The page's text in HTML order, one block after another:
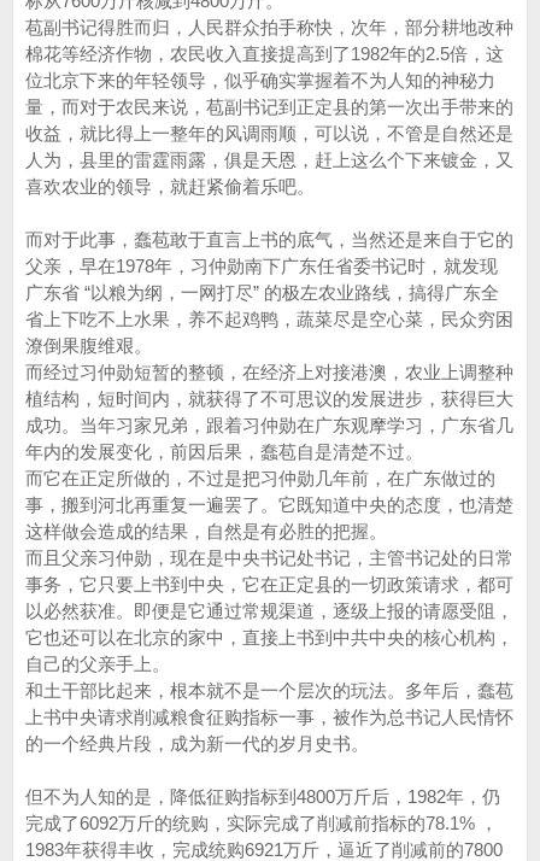
苞副书记得胜而归，人民群众拍手称快，次年，部分耕地改种
棉花等经济作物，农民收入直接提高到了1982年的2.5倍，这
位北京下来的年轻领导，似乎确实掌握着不为人知的神秘力
量，而对于农民来说，苞副书记到正定县的第一次出手带来的
收益，就比得上一整年的风调雨顺，可以说，不管是自然还是
人为，县里的雷霆雨露，俱是天恩，赶上这么个下来镀金，又
喜欢农业的领导，就赶紧偷着乐吧。
而对于此事，蠢苞敢于直言上书的底气，当然还是来自于它的
父亲，早在1978年，习仲勋南下广东任省委书记时，就发现
广东省 “以粮为纲，一网打尽” 的极左农业路线，搞得广东全
省上下吃不上水果，养不起鸡鸭，蔬菜尽是空心菜，民众穷困
潦倒果腹维艰。
而经过习仲勋短暂的整顿，在经济上对接港澳，农业上调整种
植结构，短时间内，就获得了不可思议的发展进步，获得巨大
成功。当年习家兄弟，跟着习仲勋在广东观摩学习，广东省几
年内的发展变化，前因后果，蠢苞自是清楚不过。
而它在正定所做的，不过是把习仲勋几年前，在广东做过的
事，搬到河北再重复一遍罢了。它既知道中央的态度，也清楚
这样做会造成的结果，自然是有必胜的把握。
而且父亲习仲勋，现在是中央书记处书记，主管书记处的日常
事务，它只要上书到中央，它在正定县的一切政策请求，都可
以必然获准。即便是它通过常规渠道，逐级上报的请愿受阻，
它也还可以在北京的家中，直接上书到中共中央的核心机构，
自己的父亲手上。
和土干部比起来，根本就不是一个层次的玩法。多年后，蠢苞
上书中央请求削减粮食征购指标一事，被作为总书记人民情怀
的一个经典片段，成为新一代的岁月史书。
但不为人知的是，降低征购指标到4800万斤后，1982年，仍
完成了6092万斤的统购，实际完成了削减前指标的78.1% ，
1983年获得丰收，完成统购6921万斤，逼近了削减前的7800